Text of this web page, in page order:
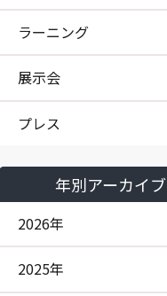
ラーニング
展示会
プレス
年別アーカイブ
2026年
2025年